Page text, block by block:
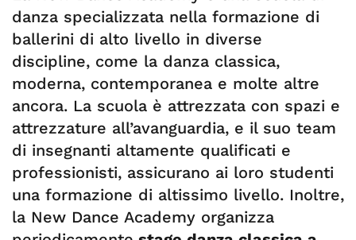
danza specializzata nella formazione di
ballerini di alto livello in diverse
discipline, come la danza classica,
moderna, contemporanea e molte altre
ancora. La scuola è attrezzata con spazi e
attrezzature all’avanguardia, e il suo team
di insegnanti altamente qualificati e
professionisti, assicurano ai loro studenti
una formazione di altissimo livello. Inoltre,
la New Dance Academy organizza